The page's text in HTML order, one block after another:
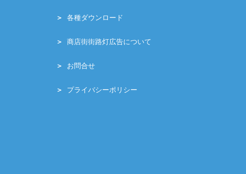
各種ダウンロード
商店街街路灯広告について
お問合せ
プライバシーポリシー